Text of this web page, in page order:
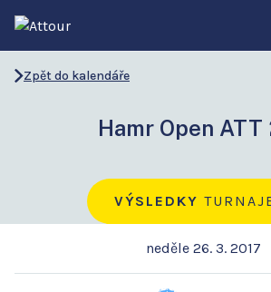
Zpět do kalendáře
Hamr Open ATT
VÝSLEDKY
neděle 26. 3. 2017